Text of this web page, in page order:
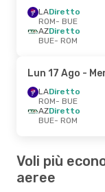
LADiretto
ROM- BUE
AZDiretto
BUE- ROM
Lun 17 Ago -
LADiretto
ROM- BUE
AZDiretto
BUE- ROM
Voli più
aeree